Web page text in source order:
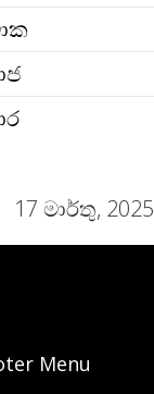
17 මාර්තු, 2025
Menu